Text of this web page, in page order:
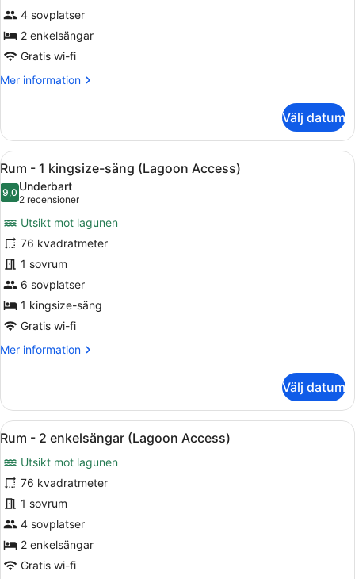
4 sovplatser
2 enkelsängar
Gratis wi-fi
Mer information
Mer
Room
With
Pool
View
Välj datum
Öppna
alla
foton
Rum
-
1
kingsize-
säng
(Lagoon
Access)
Ett rymligt sovrum med en stor
6
Rum - 1 kingsize-säng (Lagoon Access)
9,09,0 av 10
Underbart
2 recensioner
(2 recensioner)
Utsikt mot lagunen
76 kvadratmeter
1 sovrum
6 sovplatser
1 kingsize-säng
Gratis wi-fi
Mer information
Mer
-
kingsize-
(Lagoon
Access)
Välj datum
Öppna
alla
foton
för
Rum
-
2
enkelsängar
(Lagoon
Ett hotellrum med två sängar, en
6
Rum - 2 enkelsängar (Lagoon Access)
Utsikt mot lagunen
76 kvadratmeter
1 sovrum
4 sovplatser
2 enkelsängar
Gratis wi-fi